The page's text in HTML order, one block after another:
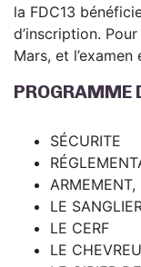
la FDC13
d’inscription.
Mars, et l’examen
PROGRAMME
SÉCURITE
ARMEMENT,
LE
LE CERF
LE